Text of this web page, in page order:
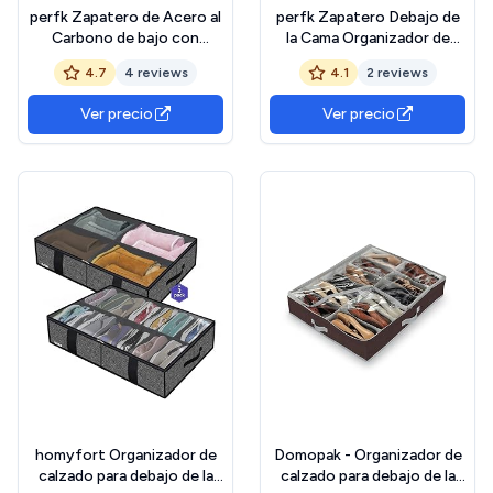
perfk Zapatero de Acero al
Carbono de bajo con
Ruedas y Malla Transpirable
Que Ahorra Espacio Debajo
de la Cama
4.7 4 reviews
Ver precio
perfk Zapatero Debajo de
la Cama Organizador de
Zapatos Contenedor
portátil práctico y extraíble
para Guardar Zapatillas
4.1 2 reviews
Ver precio
homyfort Organizador de
calzado para debajo de la
Domopak - Organizador de
calzado para debajo de la